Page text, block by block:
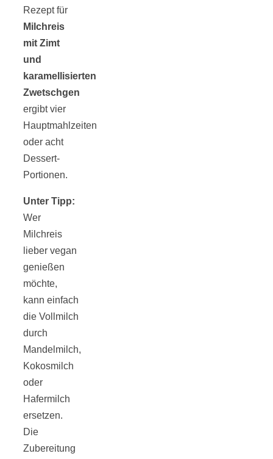
Rezept für
Milchreis
mit Zimt
und
karamellisierten
Zwetschgen
ergibt vier
Hauptmahlzeiten
oder acht
Dessert-
Portionen.
Unter Tipp:
Wer
Milchreis
lieber vegan
genießen
möchte,
kann einfach
die Vollmilch
durch
Mandelmilch,
Kokosmilch
oder
Hafermilch
ersetzen.
Die
Zubereitung